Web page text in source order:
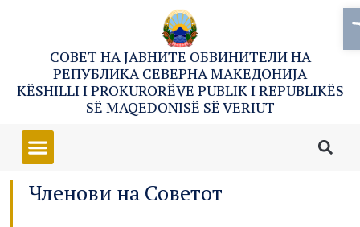
СОВЕТ НА ЈАВНИТЕ ОБВИНИТЕЛИ НА
РЕПУБЛИКА СЕВЕРНА МАКЕДОНИЈА
KËSHILLI I PROKURORËVE PUBLIK I REPUBLIKËS
SË MAQEDONISË SË VERIUT
Членови на Советот